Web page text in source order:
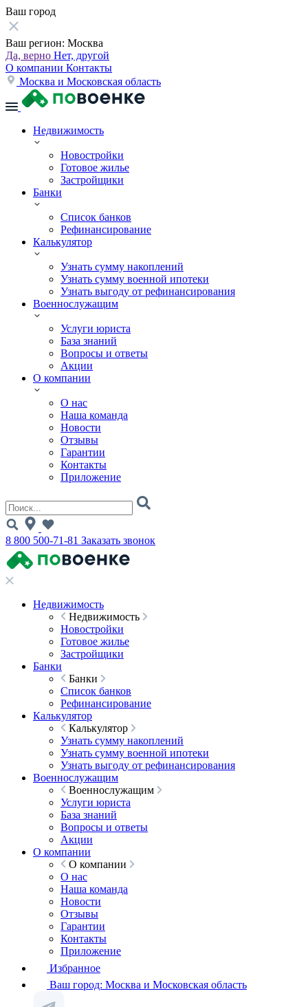
Ваш город
Ваш регион: Москва
Да, верно Нет, другой
О компании Контакты
Москва и Московская область
Недвижимость
Новостройки
Готовое жилье
Застройщики
Банки
Список банков
Рефинансирование
Калькулятор
Узнать сумму накоплений
Узнать сумму военной ипотеки
Узнать выгоду от рефинансирования
Военнослужащим
Услуги юриста
База знаний
Вопросы и ответы
Акции
О компании
О нас
Наша команда
Новости
Отзывы
Гарантии
Контакты
Приложение
8 800 500-71-81 Заказать звонок
Недвижимость
Недвижимость
Новостройки
Готовое жилье
Застройщики
Банки
Банки
Список банков
Рефинансирование
Калькулятор
Калькулятор
Узнать сумму накоплений
Узнать сумму военной ипотеки
Узнать выгоду от рефинансирования
Военнослужащим
Военнослужащим
Услуги юриста
База знаний
Вопросы и ответы
Акции
О компании
О компании
О нас
Наша команда
Новости
Отзывы
Гарантии
Контакты
Приложение
Избранное
Ваш город: Москва и Московская область